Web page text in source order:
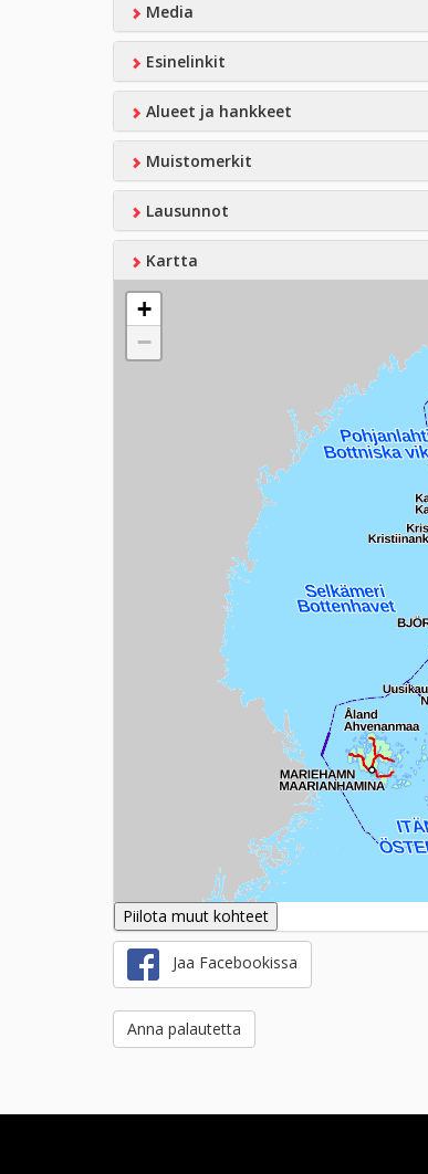
Media
Esinelinkit
Alueet ja hankkeet
Muistomerkit
Lausunnot
Kartta
+
−
Piilota muut kohteet
Jaa Facebookissa
Anna palautetta